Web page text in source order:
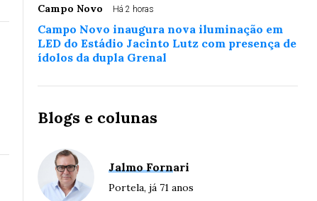
Campo Novo Há 2 horas
Campo Novo inaugura nova iluminação em
LED do Estádio Jacinto Lutz com presença de
ídolos da dupla Grenal
Blogs e colunas
Jalmo Fornari
Portela, já 71 anos